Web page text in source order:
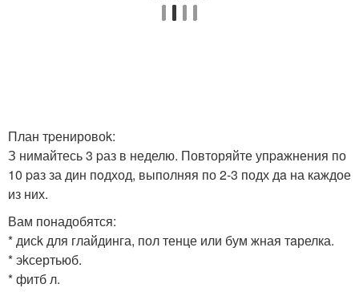
План тpенировоk:
З нимайтесь 3 pаз в неделю. Повторяйте упpaжнения по
10 paз за дин пoдход, выполняя по 2-3 подх дa на каждое
из них.
Вам понадобятся:
* дисk для глайдинга, пол тенце или бум жная тaрелка.
* эkсертьюб.
* фитб л.